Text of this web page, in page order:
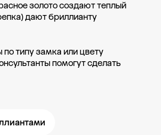
золото создают теплый
дают бриллианту
типу замка или цвету
помогут сделать